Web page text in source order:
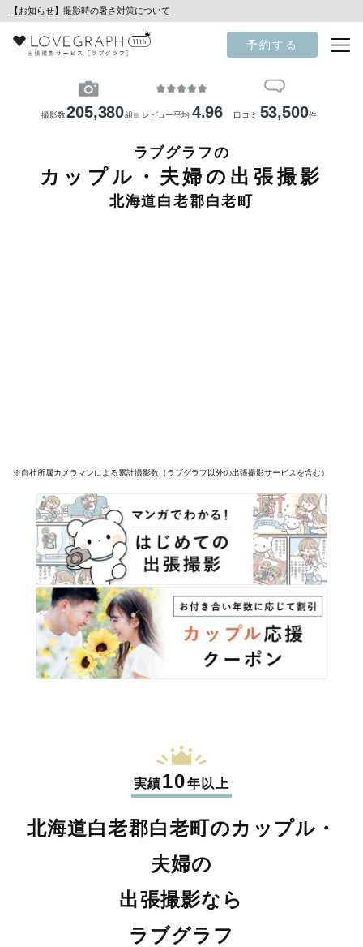
【お知らせ】撮影時の暑さ対策について
予約する
撮影数205,380組 ※ レビュー平均 4.96 口コミ 53,500件
ラブグラフの
カップル・夫婦の出張撮影
北海道白老郡白老町
※自社所属カメラマンによる累計撮影数（ラブグラフ以外の出張撮影サービスを含む）
実績10年以上
北海道白老郡白老町のカップル・
夫婦の
出張撮影なら
ラブグラフ